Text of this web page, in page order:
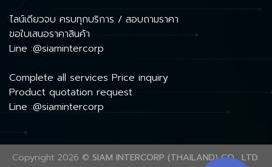
ไลน์เดียวจบ ครบทุกบริการ / สอบถามราคา
ขอใบเสนอราคาสินค้า
Line :@siamintercorp
Complete all services Price inquiry
Product quotation request
Line :@siamintercorp
Copyright 2026 © SIAM INTERCORP (THAILAND) CO., LTD.